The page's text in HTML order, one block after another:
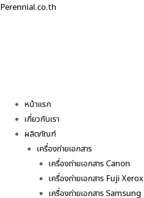
Skip
Perennial.co.th
หน้าแรก
เกี่ยวกับเรา
ผลิตภัณฑ์
เครื่องถ่ายเอกสาร
เครื่องถ่ายเอกสาร Canon
เครื่องถ่ายเอกสาร Fuji Xerox
เครื่องถ่ายเอกสาร Samsung